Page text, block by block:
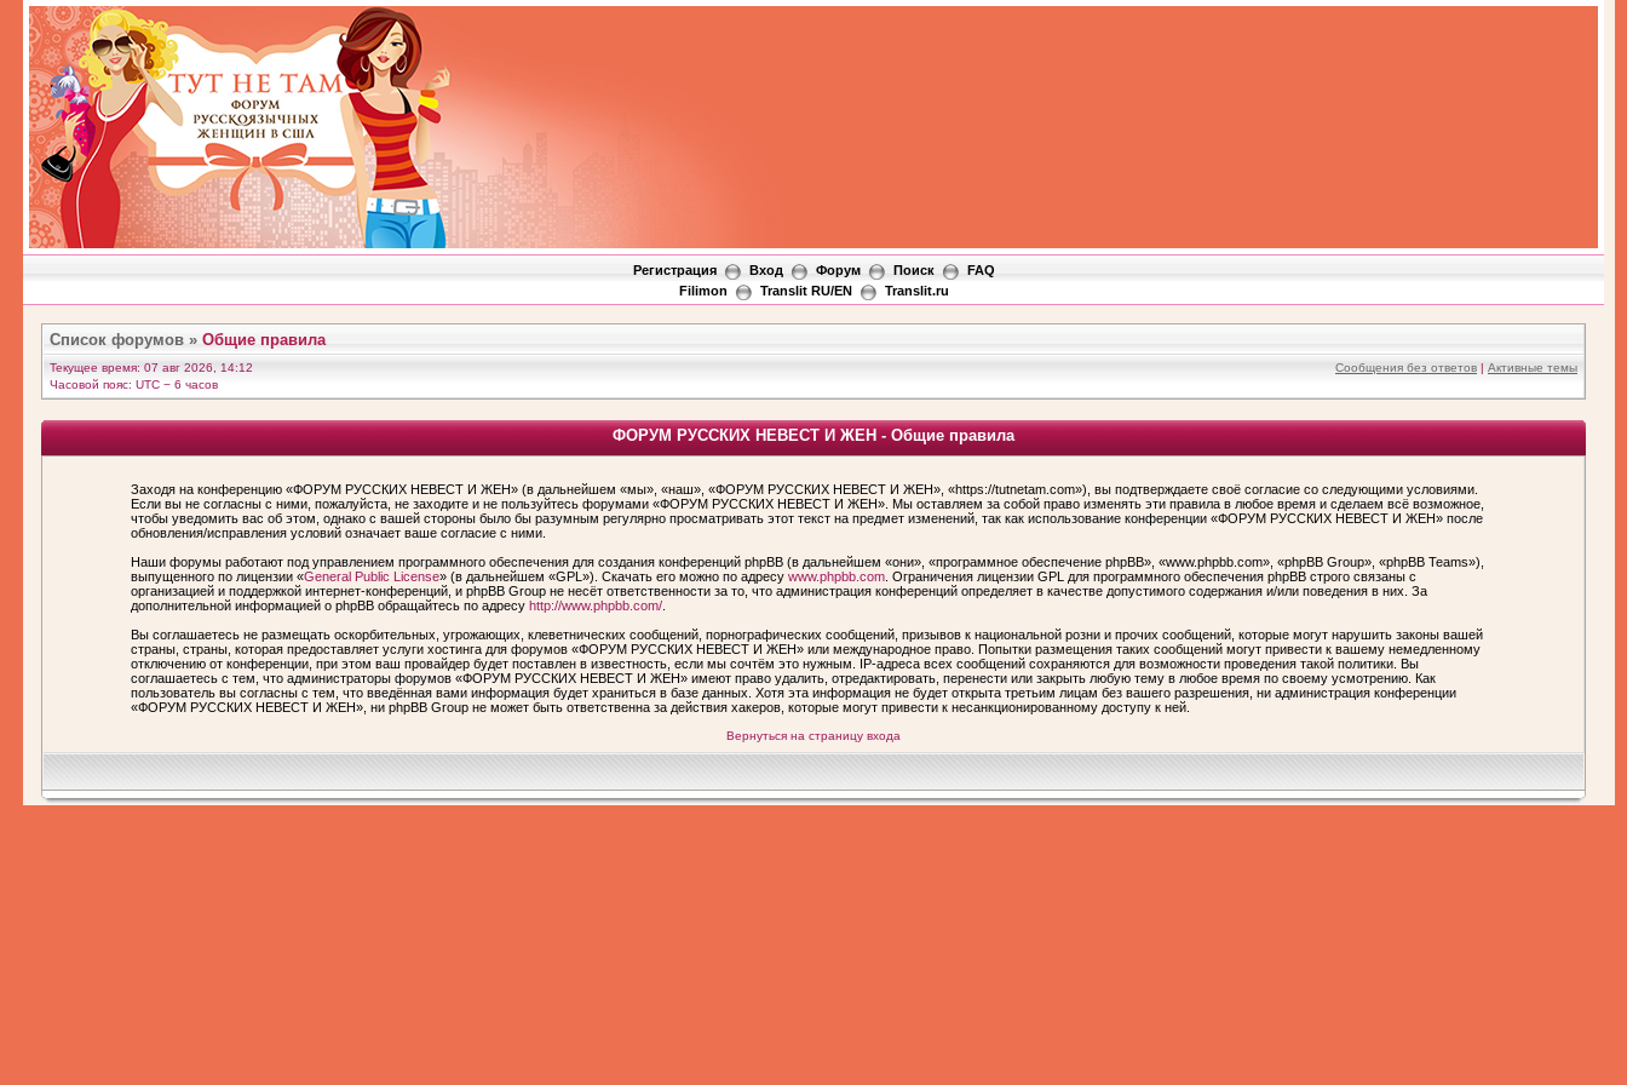
Регистрация Вход Форум Поиск
FAQ
Filimon
Translit RU/EN Translit.ru
Список форумов » Общие правила
Текущее время: 07 авг 2026, 14:12
Часовой пояс: UTC − 6 часов
Сообщения без ответов | Активные темы
ФОРУМ РУССКИХ НЕВЕСТ И ЖЕН - Общие правила
Заходя на конференцию «ФОРУМ РУССКИХ НЕВЕСТ И ЖЕН» (в дальнейшем «мы», «наш», «ФОРУМ РУССКИХ НЕВЕСТ И ЖЕН», «https://tutnetam.com»), вы подтверждаете своё согласие со следующими условиями.
Если вы не согласны с ними, пожалуйста, не заходите и не пользуйтесь форумами «ФОРУМ РУССКИХ НЕВЕСТ И ЖЕН». Мы оставляем за собой право изменять эти правила в любое время и сделаем всё возможное,
чтобы уведомить вас об этом, однако с вашей стороны было бы разумным регулярно просматривать этот текст на предмет изменений, так как использование конференции «ФОРУМ РУССКИХ НЕВЕСТ И ЖЕН» после
обновления/исправления условий означает ваше согласие с ними.
Наши форумы работают под управлением программного обеспечения для создания конференций phpBB (в дальнейшем «они», «программное обеспечение phpBB», «www.phpbb.com», «phpBB Group», «phpBB Teams»),
выпущенного по лицензии «General Public License» (в дальнейшем «GPL»). Скачать его можно по адресу www.phpbb.com. Ограничения лицензии GPL для программного обеспечения phpBB строго связаны с
организацией и поддержкой интернет-конференций, и phpBB Group не несёт ответственности за то, что администрация конференций определяет в качестве допустимого содержания и/или поведения в них. За
дополнительной информацией о phpBB обращайтесь по адресу http://www.phpbb.com/.
Вы соглашаетесь не размещать оскорбительных, угрожающих, клеветнических сообщений, порнографических сообщений, призывов к национальной розни и прочих сообщений, которые могут нарушить законы вашей
страны, страны, которая предоставляет услуги хостинга для форумов «ФОРУМ РУССКИХ НЕВЕСТ И ЖЕН» или международное право. Попытки размещения таких сообщений могут привести к вашему немедленному
отключению от конференции, при этом ваш провайдер будет поставлен в известность, если мы сочтём это нужным. IP-адреса всех сообщений сохраняются для возможности проведения такой политики. Вы
соглашаетесь с тем, что администраторы форумов «ФОРУМ РУССКИХ НЕВЕСТ И ЖЕН» имеют право удалить, отредактировать, перенести или закрыть любую тему в любое время по своему усмотрению. Как
пользователь вы согласны с тем, что введённая вами информация будет храниться в базе данных. Хотя эта информация не будет открыта третьим лицам без вашего разрешения, ни администрация конференции
«ФОРУМ РУССКИХ НЕВЕСТ И ЖЕН», ни phpBB Group не может быть ответственна за действия хакеров, которые могут привести к несанкционированному доступу к ней.
Вернуться на страницу входа